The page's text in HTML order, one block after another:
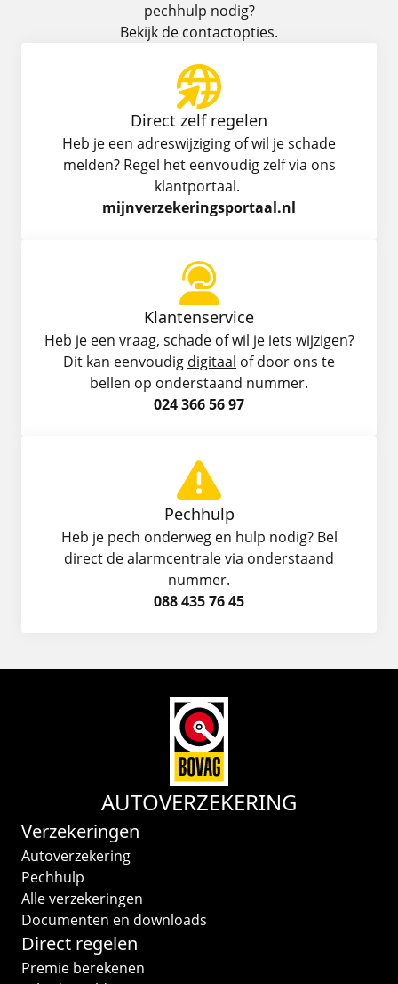
pechhulp nodig?
Bekijk de contactopties.
Direct zelf regelen
Heb je een adreswijziging of wil je schade
melden? Regel het eenvoudig zelf via ons
klantportaal.
mijnverzekeringsportaal.nl
Klantenservice
Heb je een vraag, schade of wil je iets wijzigen?
Dit kan eenvoudig digitaal of door ons te
bellen op onderstaand nummer.
024 366 56 97
Pechhulp
Heb je pech onderweg en hulp nodig? Bel
direct de alarmcentrale via onderstaand
nummer.
088 435 76 45
AUTOVERZEKERING
Verzekeringen
Autoverzekering
Pechhulp
Alle verzekeringen
Documenten en downloads
Direct regelen
Premie berekenen